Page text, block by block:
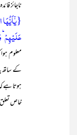
ناجائز
{یٰۤاَیُّہَا
عَلَیۡہِمۡ
معلوم
کے ساتھ
ہوتا ہے
خاص